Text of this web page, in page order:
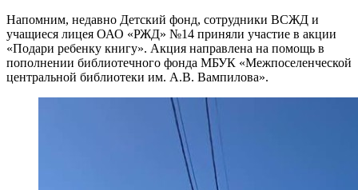
Напомним, недавно Детский фонд, сотрудники ВСЖД и
учащиеся лицея ОАО «РЖД» №14 приняли участие в акции
«Подари ребенку книгу». Акция направлена на помощь в
пополнении библиотечного фонда МБУК «Межпоселенческой
центральной библиотеки им. А.В. Вампилова».